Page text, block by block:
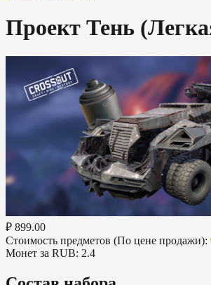
Проект Тень
₽ 899.00
Стоимость предметов (По цене продажи):
Монет за RUB: 2.4